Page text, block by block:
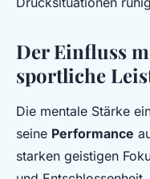
Der Einfluss
sportliche
Die mentale Stärke
seine Performance
starken geistigen